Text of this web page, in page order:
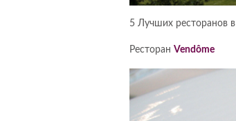
5 Лучших ресторанов
Ресторан Vendôme